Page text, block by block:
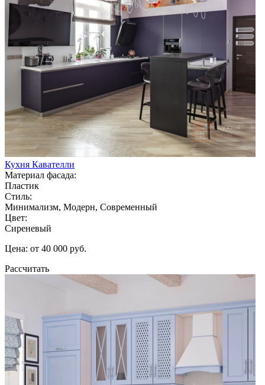
Кухня Кавателли
Материал фасада:
Пластик
Стиль:
Минимализм, Модерн, Современный
Цвет:
Сиреневый
Цена: от 40 000 руб.
Рассчитать